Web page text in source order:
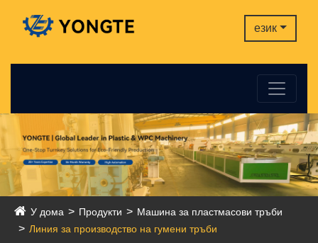
език
У дома Продукти
Машина за пластмасови тръби
Линия за производство на гумени тръби